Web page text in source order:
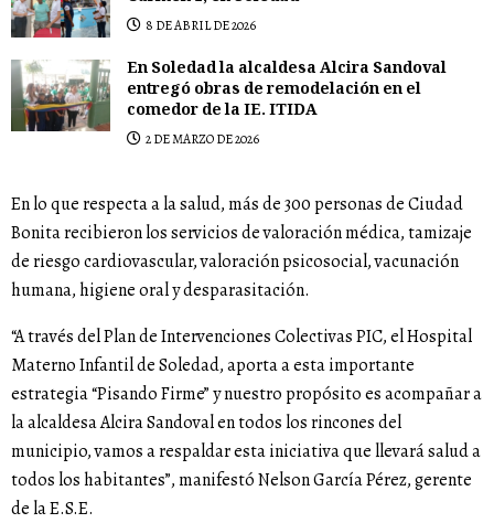
8 DE ABRIL DE 2026
En Soledad la alcaldesa Alcira Sandoval
entregó obras de remodelación en el
comedor de la IE. ITIDA
2 DE MARZO DE 2026
En lo que respecta a la salud, más de 300 personas de Ciudad
Bonita recibieron los servicios de valoración médica, tamizaje
de riesgo cardiovascular, valoración psicosocial, vacunación
humana, higiene oral y desparasitación.
“A través del Plan de Intervenciones Colectivas PIC, el Hospital
Materno Infantil de Soledad, aporta a esta importante
estrategia “Pisando Firme” y nuestro propósito es acompañar a
la alcaldesa Alcira Sandoval en todos los rincones del
municipio, vamos a respaldar esta iniciativa que llevará salud a
todos los habitantes”, manifestó Nelson García Pérez, gerente
de la E.S.E.